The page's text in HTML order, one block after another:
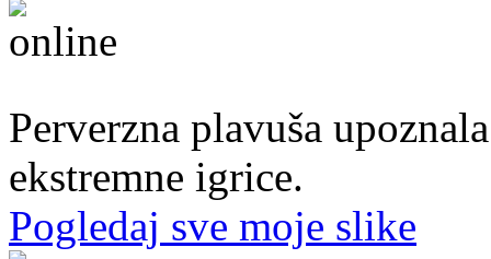
Perverzna plavuša
ekstremne igrice.
Pogledaj sve moje slike